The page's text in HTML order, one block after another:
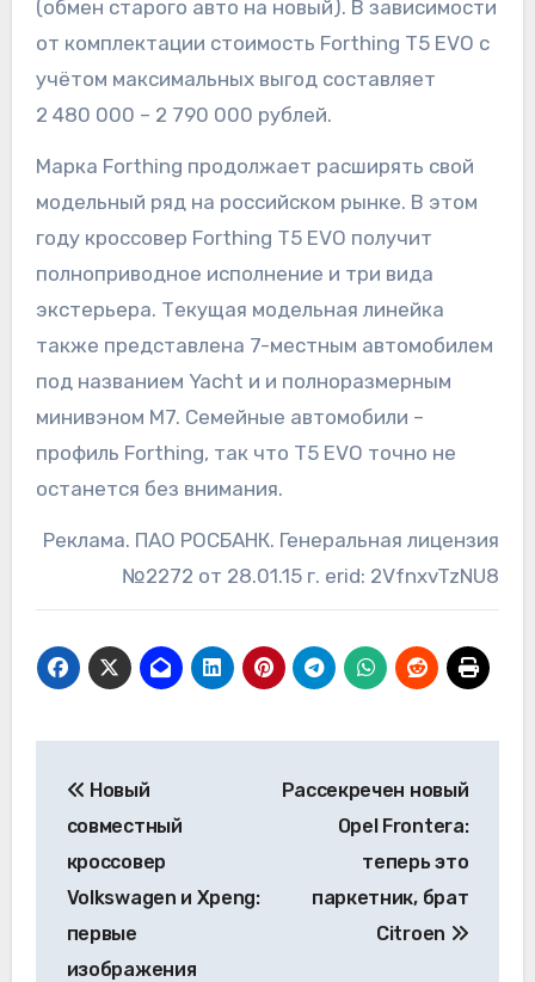
(обмен старого авто на новый). В зависимости
от комплектации стоимость Forthing T5 EVO с
учётом максимальных выгод составляет
2 480 000 – 2 790 000 рублей.
Марка Forthing продолжает расширять свой
модельный ряд на российском рынке. В этом
году кроссовер Forthing T5 EVO получит
полноприводное исполнение и три вида
экстерьера. Текущая модельная линейка
также представлена 7-местным автомобилем
под названием Yacht и и полноразмерным
минивэном M7. Семейные автомобили –
профиль Forthing, так что T5 EVO точно не
останется без внимания.
Реклама. ПАО РОСБАНК. Генеральная лицензия
№2272 от 28.01.15 г. erid: 2VfnxvTzNU8​
по
записям
Новый
совместный
кроссовер
Volkswagen и Xpeng:
первые
изображения
Рассекречен новый
Opel Frontera:
теперь это
паркетник, брат
Citroen